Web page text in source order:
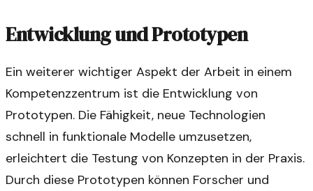
Entwicklung und Prototypen
Ein weiterer wichtiger Aspekt der Arbeit in einem
Kompetenzzentrum ist die Entwicklung von
Prototypen. Die Fähigkeit, neue Technologien
schnell in funktionale Modelle umzusetzen,
erleichtert die Testung von Konzepten in der Praxis.
Durch diese Prototypen können Forscher und